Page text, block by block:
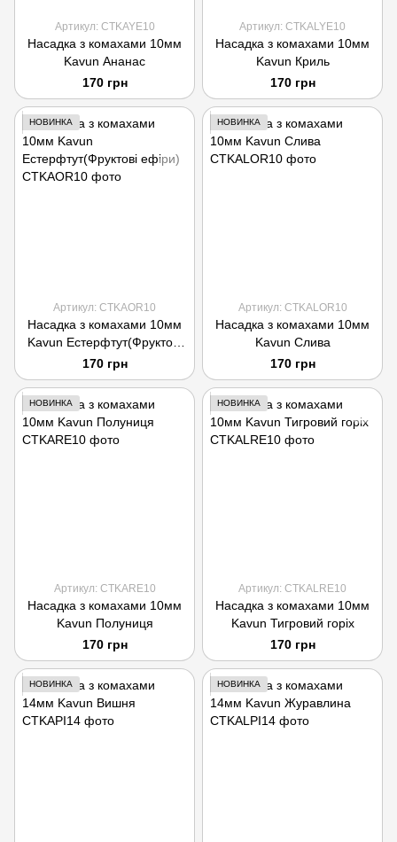
Артикул: CTKAYE10
Насадка з комахами 10мм
Kavun Ананас
170 грн
Артикул: CTKALYE10
Насадка з комахами 10мм
Kavun Криль
170 грн
НОВИНКА
Артикул: CTKAOR10
Насадка з комахами 10мм
Kavun Естерфтут(Фруктові
ефіри)
170 грн
НОВИНКА
Артикул: CTKALOR10
Насадка з комахами 10мм
Kavun Слива
170 грн
НОВИНКА
Артикул: CTKARE10
Насадка з комахами 10мм
Kavun Полуниця
170 грн
НОВИНКА
Артикул: CTKALRE10
Насадка з комахами 10мм
Kavun Тигровий горіх
170 грн
НОВИНКА НОВИНКА